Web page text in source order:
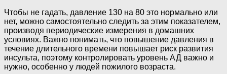
Чтобы не гадать, давление 130 на 80 это нормально или
нет, можно самостоятельно следить за этим показателем,
производя периодические измерения в домашних
условиях. Важно понимать, что повышение давления в
течение длительного времени повышает риск развития
инсульта, поэтому контролировать уровень АД важно и
нужно, особенно у людей пожилого возраста.